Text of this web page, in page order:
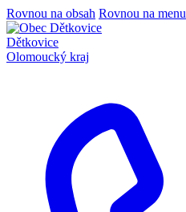
Rovnou na obsah Rovnou na menu
Dětkovice
Olomoucký kraj